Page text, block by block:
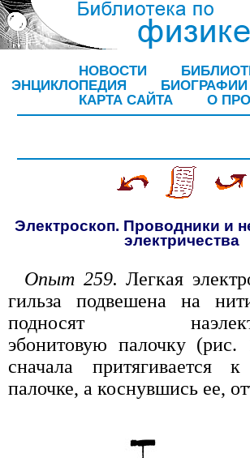
НОВОСТИ
ЭНЦИКЛОПЕДИЯ
БИОГРАФИИ
КАРТА САЙТА
О
Электроскоп. Проводники и
электричества
Опыт 259. Легкая
гильза подвешена на
подносят
эбонитовую палочку (рис.
сначала притягивается к
палочке, а коснувшись ее,